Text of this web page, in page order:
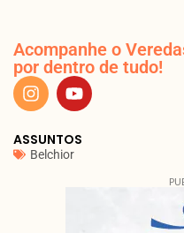
Acompanhe o
por dentro de tudo!
ASSUNTOS
Belchior